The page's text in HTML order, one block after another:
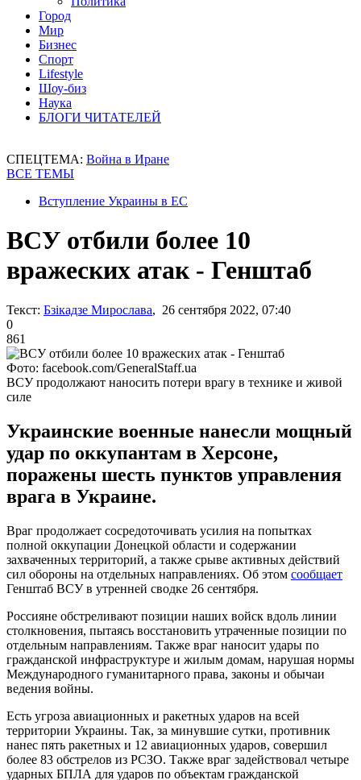
Город
Мир
Бизнес
Спорт
Lifestyle
Шоу-биз
Наука
БЛОГИ ЧИТАТЕЛЕЙ
СПЕЦТЕМА: Война в Иране
ВСЕ ТЕМЫ
Вступление Украины в ЕС
ВСУ отбили более 10
вражеских атак - Генштаб
Текст: Бзікадзе Мирослава, 26 сентября 2022, 07:40
0
861
Фото: facebook.com/GeneralStaff.ua
ВСУ продолжают наносить потери врагу в технике и живой
силе
Украинские военные нанесли мощный
удар по оккупантам в Херсоне,
поражены шесть пунктов управления
врага в Украине.
Враг продолжает сосредоточивать усилия на попытках
полной оккупации Донецкой области и содержании
захваченных территорий, а также срыве активных действий
сил обороны на отдельных направлениях. Об этом сообщает
Генштаб ВСУ в утренней сводке 26 сентября.
Россияне обстреливают позиции наших войск вдоль линии
столкновения, пытаясь восстановить утраченные позиции по
отдельным направлениям. Также враг наносит удары по
гражданской инфраструктуре и жилым домам, нарушая нормы
Международного гуманитарного права, законы и обычаи
ведения войны.
Есть угроза авиационных и ракетных ударов на всей
территории Украины. Так, за минувшие сутки, противник
нанес пять ракетных и 12 авиационных ударов, совершил
более 83 обстрелов из РСЗО. Также враг задействовал четыре
ударных БПЛА для ударов по объектам гражданской